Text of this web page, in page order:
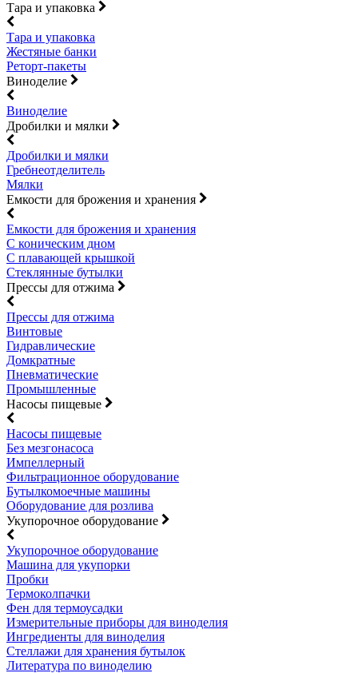
Тара и упаковка
Тара и упаковка
Жестяные банки
Реторт-пакеты
Виноделие
Виноделие
Дробилки и мялки
Дробилки и мялки
Гребнеотделитель
Мялки
Емкости для брожения и хранения
Емкости для брожения и хранения
С коническим дном
С плавающей крышкой
Стеклянные бутылки
Прессы для отжима
Прессы для отжима
Винтовые
Гидравлические
Домкратные
Пневматические
Промышленные
Насосы пищевые
Насосы пищевые
Без мезгонасоса
Импеллерный
Фильтрационное оборудование
Бутылкомоечные машины
Оборудование для розлива
Укупорочное оборудование
Укупорочное оборудование
Машина для укупорки
Пробки
Термоколпачки
Фен для термоусадки
Измерительные приборы для виноделия
Ингредиенты для виноделия
Стеллажи для хранения бутылок
Литература по виноделию